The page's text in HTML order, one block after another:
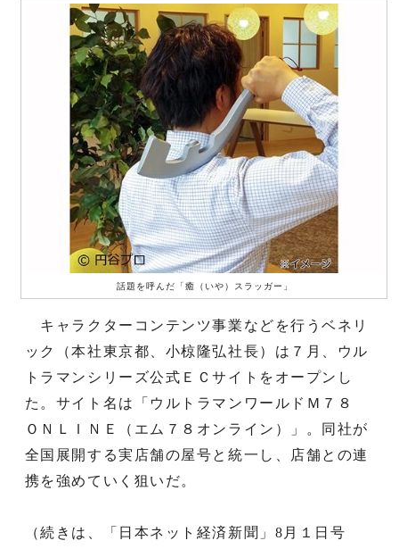
話題を呼んだ「癒（いや）スラッガー」
キャラクターコンテンツ事業などを行うベネリ
ック（本社東京都、小椋隆弘社長）は７月、ウル
トラマンシリーズ公式ＥＣサイトをオープンし
た。サイト名は「ウルトラマンワールドＭ７８
ＯＮＬＩＮＥ（エム７８オンライン）」。同社が
全国展開する実店舗の屋号と統一し、店舗との連
携を強めていく狙いだ。
（続きは、「日本ネット経済新聞」8月１日号